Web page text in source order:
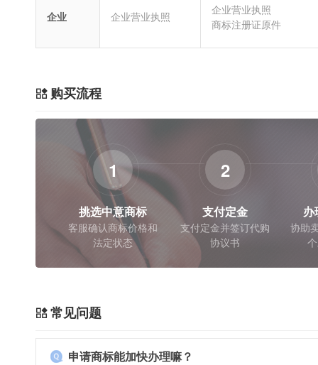
企业 企业营业执照
企业营业执照
商标注册证原件
购买流程
1
挑选中意商标
客服确认商标价格和
法定状态
2
支付定金
支付定金并签订代购
协议书
办
协助
常见问题
申请商标能加快办理嘛？